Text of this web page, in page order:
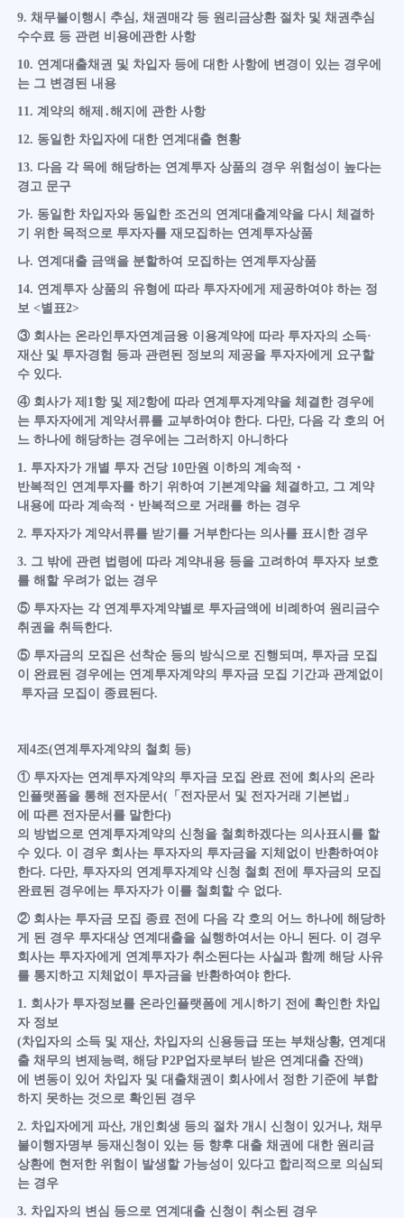
9. 채무불이행시 추심, 채권매각 등 원리금상환 절차 및 채권추심
수수료 등 관련 비용에관한 사항
10. 연계대출채권 및 차입자 등에 대한 사항에 변경이 있는 경우에
는 그 변경된 내용
11. 계약의 해제․해지에 관한 사항
12. 동일한 차입자에 대한 연계대출 현황
13. 다음 각 목에 해당하는 연계투자 상품의 경우 위험성이 높다는
경고 문구
가. 동일한 차입자와 동일한 조건의 연계대출계약을 다시 체결하
기 위한 목적으로 투자자를 재모집하는 연계투자상품
나. 연계대출 금액을 분할하여 모집하는 연계투자상품
14. 연계투자 상품의 유형에 따라 투자자에게 제공하여야 하는 정
보 <별표2>
③ 회사는 온라인투자연계금융 이용계약에 따라 투자자의 소득·
재산 및 투자경험 등과 관련된 정보의 제공을 투자자에게 요구할
수 있다.
④ 회사가 제1항 및 제2항에 따라 연계투자계약을 체결한 경우에
는 투자자에게 계약서류를 교부하여야 한다. 다만, 다음 각 호의 어
느 하나에 해당하는 경우에는 그러하지 아니하다
1. 투자자가 개별 투자 건당 10만원 이하의 계속적・
반복적인 연계투자를 하기 위하여 기본계약을 체결하고, 그 계약
내용에 따라 계속적・반복적으로 거래를 하는 경우
2. 투자자가 계약서류를 받기를 거부한다는 의사를 표시한 경우
3. 그 밖에 관련 법령에 따라 계약내용 등을 고려하여 투자자 보호
를 해할 우려가 없는 경우
⑤ 투자자는 각 연계투자계약별로 투자금액에 비례하여 원리금수
취권을 취득한다.
⑤ 투자금의 모집은 선착순 등의 방식으로 진행되며, 투자금 모집
이 완료된 경우에는 연계투자계약의 투자금 모집 기간과 관계없이
투자금 모집이 종료된다.
제4조(연계투자계약의 철회 등)
① 투자자는 연계투자계약의 투자금 모집 완료 전에 회사의 온라
인플랫폼을 통해 전자문서(「전자문서 및 전자거래 기본법」
에 따른 전자문서를 말한다)
의 방법으로 연계투자계약의 신청을 철회하겠다는 의사표시를 할
수 있다. 이 경우 회사는 투자자의 투자금을 지체없이 반환하여야
한다. 다만, 투자자의 연계투자계약 신청 철회 전에 투자금의 모집
완료된 경우에는 투자자가 이를 철회할 수 없다.
② 회사는 투자금 모집 종료 전에 다음 각 호의 어느 하나에 해당하
게 된 경우 투자대상 연계대출을 실행하여서는 아니 된다. 이 경우
회사는 투자자에게 연계투자가 취소된다는 사실과 함께 해당 사유
를 통지하고 지체없이 투자금을 반환하여야 한다.
1. 회사가 투자정보를 온라인플랫폼에 게시하기 전에 확인한 차입
자 정보
(차입자의 소득 및 재산, 차입자의 신용등급 또는 부채상황, 연계대
출 채무의 변제능력, 해당 P2P업자로부터 받은 연계대출 잔액)
에 변동이 있어 차입자 및 대출채권이 회사에서 정한 기준에 부합
하지 못하는 것으로 확인된 경우
2. 차입자에게 파산, 개인회생 등의 절차 개시 신청이 있거나, 채무
불이행자명부 등재신청이 있는 등 향후 대출 채권에 대한 원리금
상환에 현저한 위험이 발생할 가능성이 있다고 합리적으로 의심되
는 경우
3. 차입자의 변심 등으로 연계대출 신청이 취소된 경우